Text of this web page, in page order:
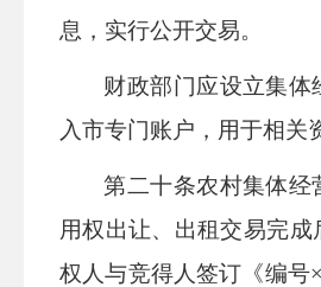
息，实行公开交易。
财政部门应设立集体
入市专门账户，用于相关
第二十条农村集体经
用权出让、出租交易完
权人与竞得人签订《编号